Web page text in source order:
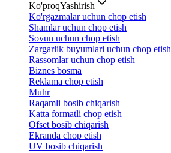
Ko'proqYashirish
Ko'rgazmalar uchun chop etish
Shamlar uchun chop etish
Sovun uchun chop etish
Zargarlik buyumlari uchun chop etish
Rassomlar uchun chop etish
Biznes bosma
Reklama chop etish
Muhr
Raqamli bosib chiqarish
Katta formatli chop etish
Ofset bosib chiqarish
Ekranda chop etish
UV bosib chiqarish